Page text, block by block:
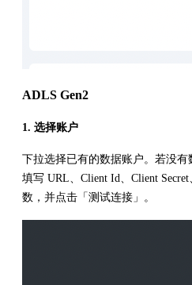
ADLS Gen2
1. 选择账户
下拉选择已有的数据账户。若没有
填写 URL、Client Id、Client
数，并点击「测试连接」。